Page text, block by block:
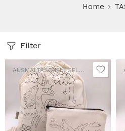
Home
Filter
AUSMALTASCHEN,GELDBÖRSEN